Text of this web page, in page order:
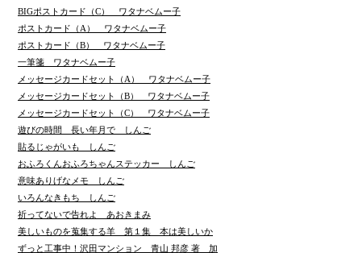
BIGポストカード（C） ワタナベムー子
ポストカード（A） ワタナベムー子
ポストカード（B） ワタナベムー子
一筆箋 ワタナベムー子
メッセージカードセット（A） ワタナベムー子
メッセージカードセット（B） ワタナベムー子
メッセージカードセット（C） ワタナベムー子
遊びの時間 長い年月で しんご
貼るじゃがいも しんご
おふろくんおふろちゃんステッカー しんご
意味ありげなメモ しんご
いろんなきもち しんご
祈ってないで告れよ あおきまみ
美しいものを蒐集する羊 第１集 本は美しいか
ずっと工事中！沢田マンション 青山 邦彦 著 加